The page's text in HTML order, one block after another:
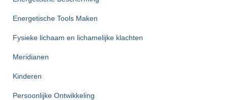
Energetische Tools Maken
Fysieke lichaam en lichamelijke klachten
Meridianen
Kinderen
Persoonlijke Ontwikkeling